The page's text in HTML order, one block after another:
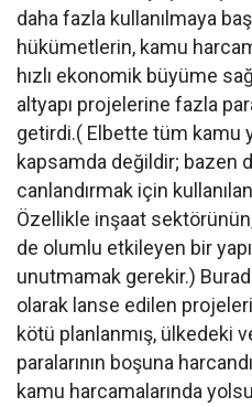
daha fazla kullanılmaya
hükümetlerin, kamu
hızlı ekonomik büyüme
altyapı projelerine fazla
getirdi.( Elbette tüm kamu
kapsamda değildir; bazen
canlandırmak için
Özellikle inşaat
de olumlu etkileyen bir
unutmamak gerekir.)
olarak lanse edilen
kötü planlanmış, ülkedeki
paralarının boşuna
kamu harcamalarında